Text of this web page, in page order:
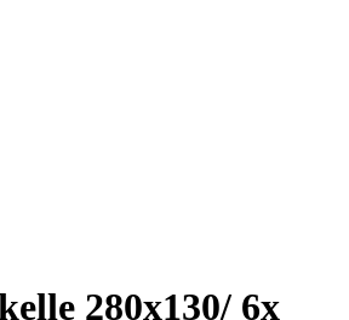
280x130/ 6x